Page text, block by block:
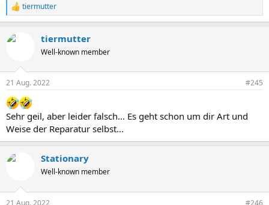
R
e
k
e
n
:
tiermutter
tiermutter
Well-known member
21 Aug. 2022 #245
Sehr geil, aber leider falsch... Es geht schon um dir Art und
Weise der Reparatur selbst...
Stationary
Well-known member
21 Aug. 2022 #246